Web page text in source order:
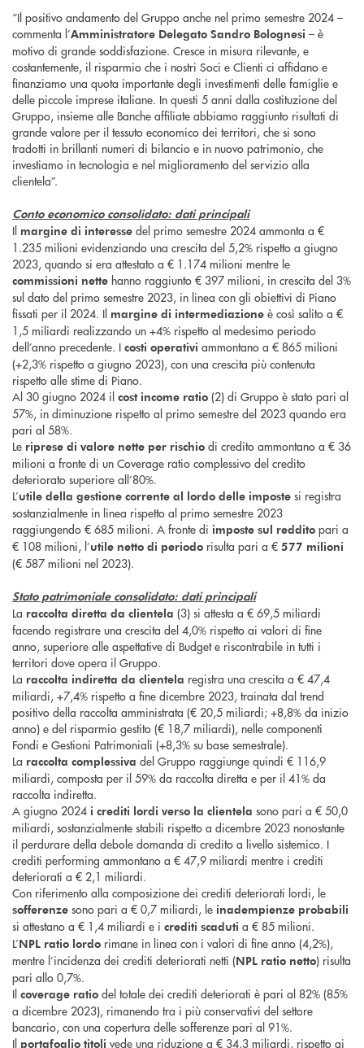
“Il positivo andamento del Gruppo anche nel primo semestre 2024 –
commenta l’Amministratore Delegato Sandro Bolognesi – è
motivo di grande soddisfazione. Cresce in misura rilevante, e
costantemente, il risparmio che i nostri Soci e Clienti ci affidano e
finanziamo una quota importante degli investimenti delle famiglie e
delle piccole imprese italiane. In questi 5 anni dalla costituzione del
Gruppo, insieme alle Banche affiliate abbiamo raggiunto risultati di
grande valore per il tessuto economico dei territori, che si sono
tradotti in brillanti numeri di bilancio e in nuovo patrimonio, che
investiamo in tecnologia e nel miglioramento del servizio alla
clientela”.
Conto economico consolidato: dati principali
Il margine di interesse del primo semestre 2024 ammonta a €
1.235 milioni evidenziando una crescita del 5,2% rispetto a giugno
2023, quando si era attestato a € 1.174 milioni mentre le
commissioni nette hanno raggiunto € 397 milioni, in crescita del 3%
sul dato del primo semestre 2023, in linea con gli obiettivi di Piano
fissati per il 2024. Il margine di intermediazione è così salito a €
1,5 miliardi realizzando un +4% rispetto al medesimo periodo
dell’anno precedente. I costi operativi ammontano a € 865 milioni
(+2,3% rispetto a giugno 2023), con una crescita più contenuta
rispetto alle stime di Piano.
Al 30 giugno 2024 il cost income ratio (2) di Gruppo è stato pari al
57%, in diminuzione rispetto al primo semestre del 2023 quando era
pari al 58%.
Le riprese di valore nette per rischio di credito ammontano a € 36
milioni a fronte di un Coverage ratio complessivo del credito
deteriorato superiore all’80%.
L’utile della gestione corrente al lordo delle imposte si registra
sostanzialmente in linea rispetto al primo semestre 2023
raggiungendo € 685 milioni. A fronte di imposte sul reddito pari a
€ 108 milioni, l’utile netto di periodo risulta pari a € 577 milioni
(€ 587 milioni nel 2023).
Stato patrimoniale consolidato: dati principali
La raccolta diretta da clientela (3) si attesta a € 69,5 miliardi
facendo registrare una crescita del 4,0% rispetto ai valori di fine
anno, superiore alle aspettative di Budget e riscontrabile in tutti i
territori dove opera il Gruppo.
La raccolta indiretta da clientela registra una crescita a € 47,4
miliardi, +7,4% rispetto a fine dicembre 2023, trainata dal trend
positivo della raccolta amministrata (€ 20,5 miliardi; +8,8% da inizio
anno) e del risparmio gestito (€ 18,7 miliardi), nelle componenti
Fondi e Gestioni Patrimoniali (+8,3% su base semestrale).
La raccolta complessiva del Gruppo raggiunge quindi € 116,9
miliardi, composta per il 59% da raccolta diretta e per il 41% da
raccolta indiretta.
A giugno 2024 i crediti lordi verso la clientela sono pari a € 50,0
miliardi, sostanzialmente stabili rispetto a dicembre 2023 nonostante
il perdurare della debole domanda di credito a livello sistemico. I
crediti performing ammontano a € 47,9 miliardi mentre i crediti
deteriorati a € 2,1 miliardi.
Con riferimento alla composizione dei crediti deteriorati lordi, le
sofferenze sono pari a € 0,7 miliardi, le inadempienze probabili
si attestano a € 1,4 miliardi e i crediti scaduti a € 85 milioni.
L’NPL ratio lordo rimane in linea con i valori di fine anno (4,2%),
mentre l’incidenza dei crediti deteriorati netti (NPL ratio netto) risulta
pari allo 0,7%.
Il coverage ratio del totale dei crediti deteriorati è pari al 82% (85%
a dicembre 2023), rimanendo tra i più conservativi del settore
bancario, con una copertura delle sofferenze pari al 91%.
Il portafoglio titoli vede una riduzione a € 34,3 miliardi, rispetto ai